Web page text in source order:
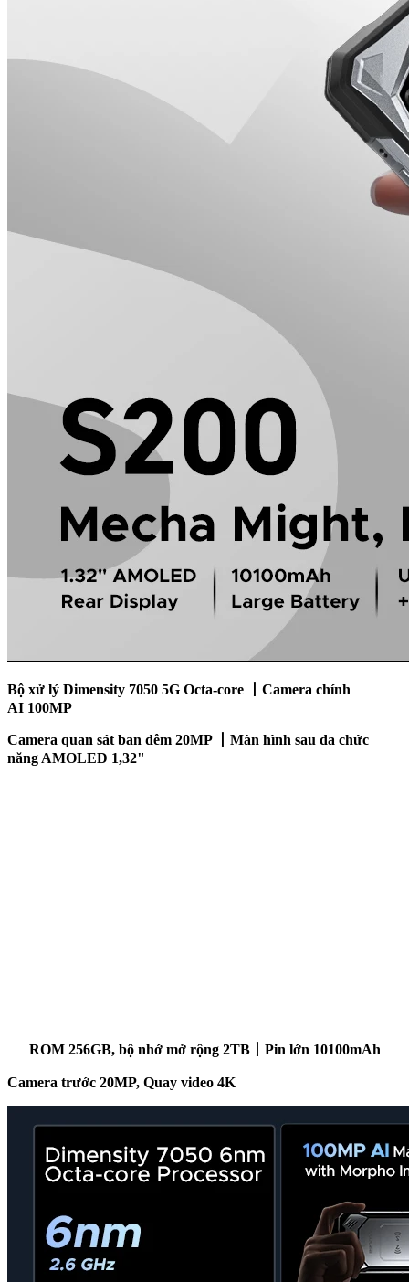
Bộ xử lý Dimensity 7050 5G Octa-core 丨 Camera chính
AI 100MP
Camera quan sát ban đêm 20MP 丨 Màn hình sau đa chức
năng AMOLED 1,32"
ROM 256GB, bộ nhớ mở rộng 2TB丨 Pin lớn 10100mAh
Camera trước 20MP, Quay video 4K